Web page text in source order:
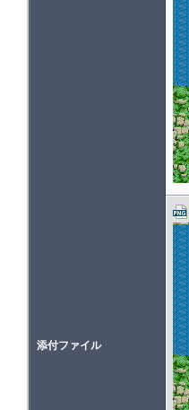
添付ファイル